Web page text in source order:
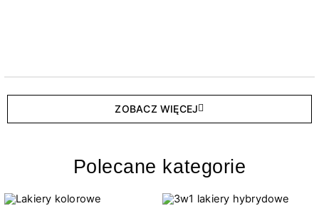
ZOBACZ WIĘCEJ
Polecane kategorie